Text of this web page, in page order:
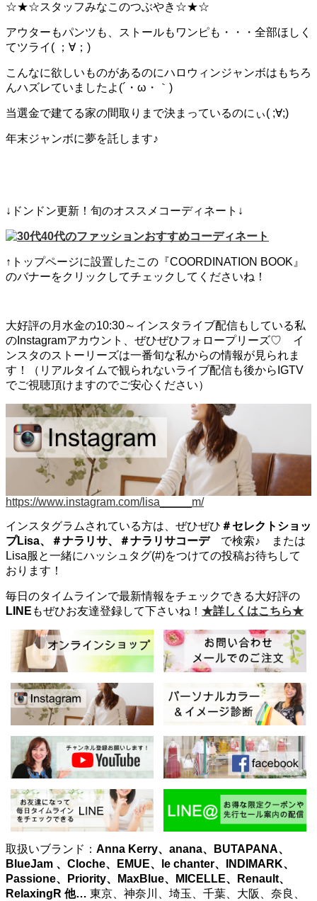
☆★☆スタッフみなこのつぶやき☆★☆
アウターもパンツも、ストールもワンピも・・・全部ほしく
てツライ( ；∀；)
こんなに欲しいものがあるのにハロウィンジャンボはもちろ
んハズレていましたよ(´・ω・｀)
当選金で建てる家の間取りまで決まっているのにぃ( ;∀;)
年末ジャンボに夢を託します♪
↓ドンドン更新！旬のオススメコーディネート↓
↑トップページに設置したこの『COORDINATION BOOK』
のバナーをクリックしてチェックしてくださいね！
大好評の月水金の10:30～インスタライブ配信もしている私
のInstagramアカウント、ぜひぜひフォロープリーズ♡ イ
ンスタのストーリーズは一番旬な私からの情報が見られま
す！（リアルタイムで観られないライブ配信も後からIGTV
でご視聴頂けますのでご安心ください）
https://www.instagram.com/lisa_____m/
インスタグラムされている方は、ぜひぜひ ＃セレクトショッ
プLisa、＃ナラリサ、＃ナラリサコーデで検索♪ または
Lisa服と一緒にハッシュタグ(#)をつけての投稿お待ちして
おります！
毎日のタイムラインで最新情報をチェックできる大好評の
LINE もぜひお友達登録して下さいね！ ★詳しくはこちら★
取扱いブランド： Anna Kerry、anana、BUTAPANA、
BlueJam 、Cloche、EMUE、le chanter、INDIMARK、
Passione、Priority、MaxBlue、MICELLE、Renault、
RelaxingR 他… 東京、神奈川、埼玉、千葉、大阪、奈良、